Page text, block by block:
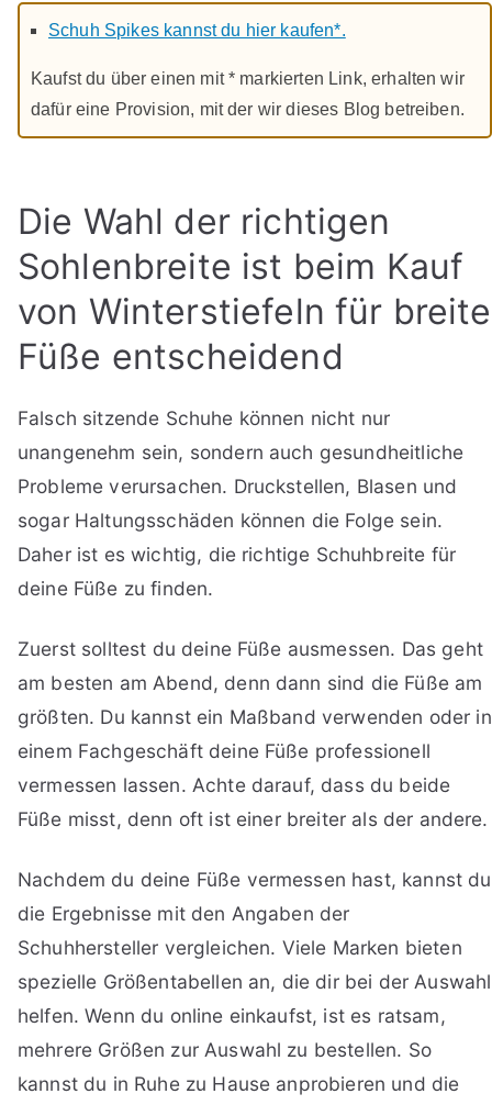
Schuh Spikes kannst du hier kaufen*.
Kaufst du über einen mit * markierten Link, erhalten wir
dafür eine Provision, mit der wir dieses Blog betreiben.
Die Wahl der richtigen
Sohlenbreite ist beim Kauf
von Winterstiefeln für breite
Füße entscheidend
Falsch sitzende Schuhe können nicht nur
unangenehm sein, sondern auch gesundheitliche
Probleme verursachen. Druckstellen, Blasen und
sogar Haltungsschäden können die Folge sein.
Daher ist es wichtig, die richtige Schuhbreite für
deine Füße zu finden.
Zuerst solltest du deine Füße ausmessen. Das geht
am besten am Abend, denn dann sind die Füße am
größten. Du kannst ein Maßband verwenden oder in
einem Fachgeschäft deine Füße professionell
vermessen lassen. Achte darauf, dass du beide
Füße misst, denn oft ist einer breiter als der andere.
Nachdem du deine Füße vermessen hast, kannst du
die Ergebnisse mit den Angaben der
Schuhhersteller vergleichen. Viele Marken bieten
spezielle Größentabellen an, die dir bei der Auswahl
helfen. Wenn du online einkaufst, ist es ratsam,
mehrere Größen zur Auswahl zu bestellen. So
kannst du in Ruhe zu Hause anprobieren und die